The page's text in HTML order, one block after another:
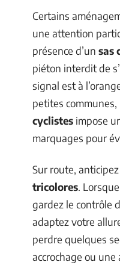
Certains
une attention
présence d’un sas
piéton interdit de
signal est à
petites
cyclistes impose
marquages pour
Sur route,
tricolores.
gardez le contrôle
adaptez votre
perdre quelques
accrochage ou une